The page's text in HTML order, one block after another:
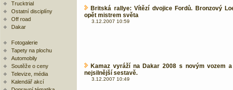
Trucktrial
Ostatní disciplíny
Off road
Dakar
Fotogalerie
Tapety na plochu
Automobily
Soutěže o ceny
Televize, média
Kalendář akcí
Britská rallye: Vítězí dvojice Fordů. Bronzový
opět mistrem světa
3.12.2007 10:59
Kamaz vyráží na Dakar 2008 s novým vozem
nejsilnější sestavě.
3.12.2007 10:49